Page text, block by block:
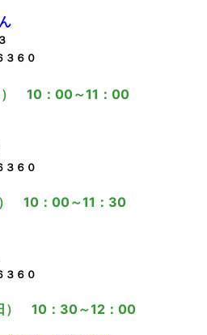
６０
10：00～11：00
６０
10：00～11：30
６０
） 10：30～12：00